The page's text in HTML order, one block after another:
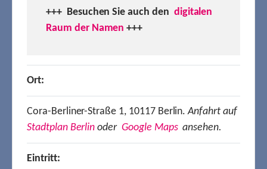
+++ Besuchen Sie auch den digitalen
Raum der Namen +++
Ort:
Cora-Berliner-Straße 1, 10117 Berlin.Anfahrt auf
Stadtplan Berlin oder Google Mapsansehen.
Eintritt: